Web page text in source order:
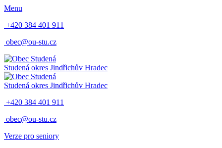
Menu
+420 384 401 911
obec@ou-stu.cz
Studená okres Jindřichův Hradec
Studená okres Jindřichův Hradec
+420 384 401 911
obec@ou-stu.cz
Verze pro seniory